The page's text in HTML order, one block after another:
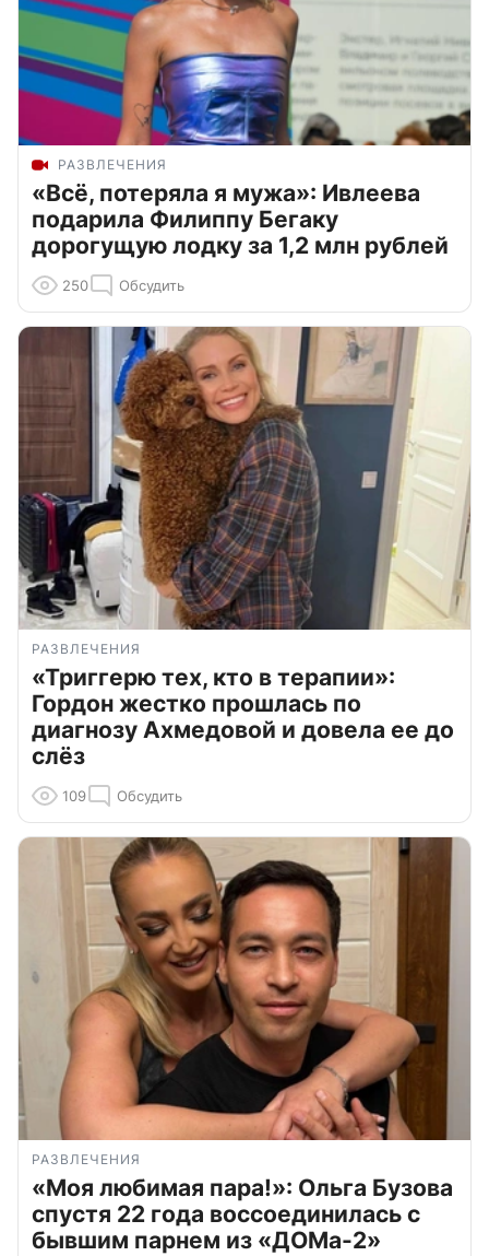
РАЗВЛЕЧЕНИЯ
«Всё, потеряла я мужа»: Ивлеева
подарила Филиппу Бегаку
дорогущую лодку за 1,2 млн рублей
250 Обсудить
РАЗВЛЕЧЕНИЯ
«Триггерю тех, кто в терапии»:
Гордон жестко прошлась по
диагнозу Ахмедовой и довела ее до
слёз
109 Обсудить
РАЗВЛЕЧЕНИЯ
«Моя любимая пара!»: Ольга Бузова
спустя 22 года воссоединилась с
бывшим парнем из «ДОМа-2»